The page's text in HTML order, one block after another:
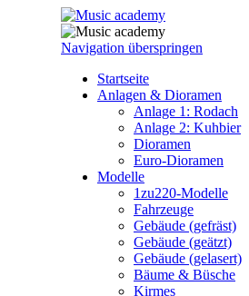
Navigation überspringen
Startseite
Anlagen & Dioramen
Anlage 1: Rodach
Anlage 2: Kuhbier
Dioramen
Euro-Dioramen
Modelle
1zu220-Modelle
Fahrzeuge
Gebäude (gefräst)
Gebäude (geätzt)
Gebäude (gelasert)
Bäume & Büsche
Kirmes